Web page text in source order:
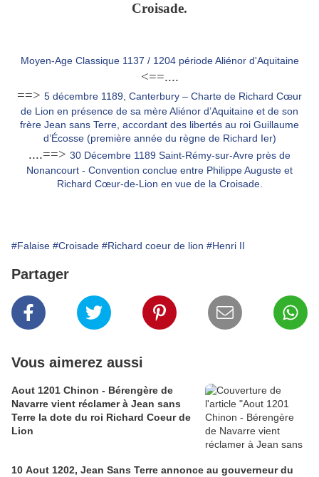
Croisade.
Moyen-Age Classique 1137 / 1204 période Aliénor d'Aquitaine
<==....
==> 5 décembre 1189, Canterbury – Charte de Richard Cœur
de Lion en présence de sa mère Aliénor d’Aquitaine et de son
frère Jean sans Terre, accordant des libertés au roi Guillaume
d’Écosse (première année du règne de Richard Ier)
....==> 30 Décembre 1189 Saint-Rémy-sur-Avre près de
Nonancourt - Convention conclue entre Philippe Auguste et
Richard Cœur-de-Lion en vue de la Croisade.
#Falaise #Croisade #Richard coeur de lion #Henri II
Partager
Vous aimerez aussi
Aout 1201 Chinon - Bérengère de
Navarre vient réclamer à Jean sans
Terre la dote du roi Richard Coeur de
Lion
10 Aout 1202, Jean Sans Terre annonce au gouverneur du